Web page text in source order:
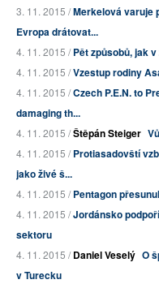
3. 11. 2015 /Merkelová varuje
Evropa drátovat...
4. 11. 2015 /Pět způsobů, jak
4. 11. 2015 /Vzestup rodiny
4. 11. 2015 /Czech P.E.N. to
damaging th...
4. 11. 2015 /Štěpán Steiger
4. 11. 2015 /Protiasadovští
jako živé š...
4. 11. 2015 /Pentagon
4. 11. 2015 /Jordánsko
sektoru
4. 11. 2015 /Daniel Veselý O
v Turecku